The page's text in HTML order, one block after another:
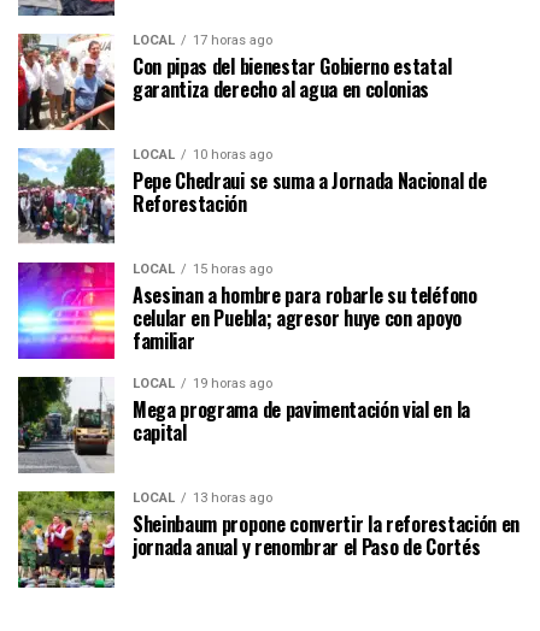
LOCAL 17 horas ago
Con pipas del bienestar Gobierno estatal
garantiza derecho al agua en colonias
LOCAL 10 horas ago
Pepe Chedraui se suma a Jornada Nacional de
Reforestación
LOCAL 15 horas ago
Asesinan a hombre para robarle su teléfono
celular en Puebla; agresor huye con apoyo
familiar
LOCAL 19 horas ago
Mega programa de pavimentación vial en la
capital
LOCAL 13 horas ago
Sheinbaum propone convertir la reforestación en
jornada anual y renombrar el Paso de Cortés